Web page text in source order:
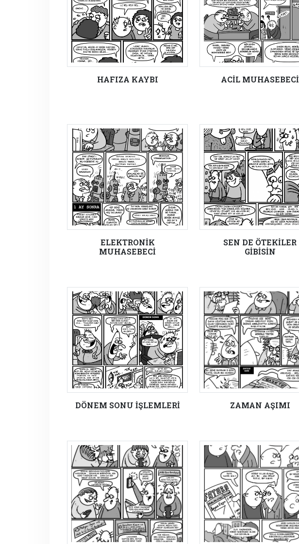
HAFIZA KAYBI ACİL MUHASEBECİ
ELEKTRONİK
MUHASEBECİ
SEN DE ÖTEKİLER
GİBİSİN
DÖNEM SONU İŞLEMLERİ ZAMAN AŞIMI